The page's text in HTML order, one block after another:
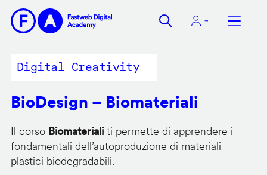
contenuto
Digital Creativity
BioDesign – Biomateriali
Il corso Biomaterialiti permette di apprendere i
fondamentali dell’autoproduzione di materiali
plastici biodegradabili.